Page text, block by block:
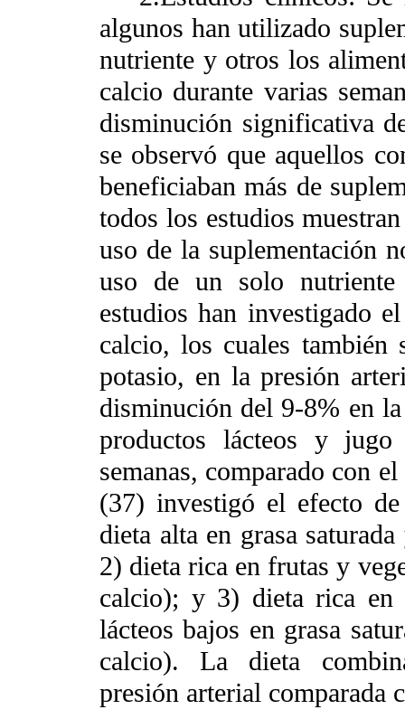
algunos han utilizado
nutriente y otros los
calcio durante varias
disminución significativa
se observó que aquellos
beneficiaban más de
todos los estudios
uso de la suplementación
uso de un solo
estudios han investigado
calcio, los cuales también
potasio, en la presión
disminución del 9-8% en
productos lácteos y
semanas, comparado con
(37) investigó el efecto
dieta alta en grasa
2) dieta rica en frutas y
calcio); y 3) dieta rica en
lácteos bajos en grasa
calcio). La dieta
presión arterial comparada